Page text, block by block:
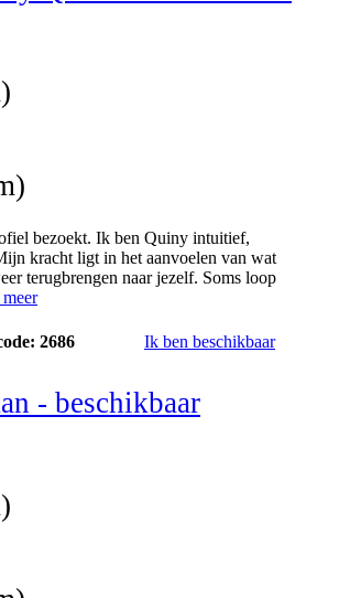
bezoekt. Ik ben Quiny intuitief,
kracht ligt in het aanvoelen van wat
terugbrengen naar jezelf. Soms loop
2686 Ik ben beschikbaar